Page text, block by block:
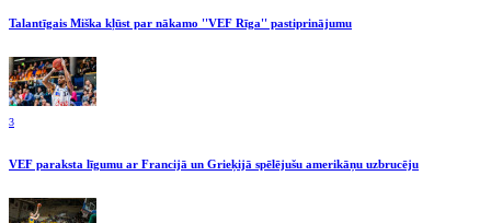
Talantīgais Miška kļūst par nākamo ''VEF Rīga'' pastiprinājumu
3
VEF paraksta līgumu ar Francijā un Grieķijā spēlējušu amerikāņu uzbrucēju